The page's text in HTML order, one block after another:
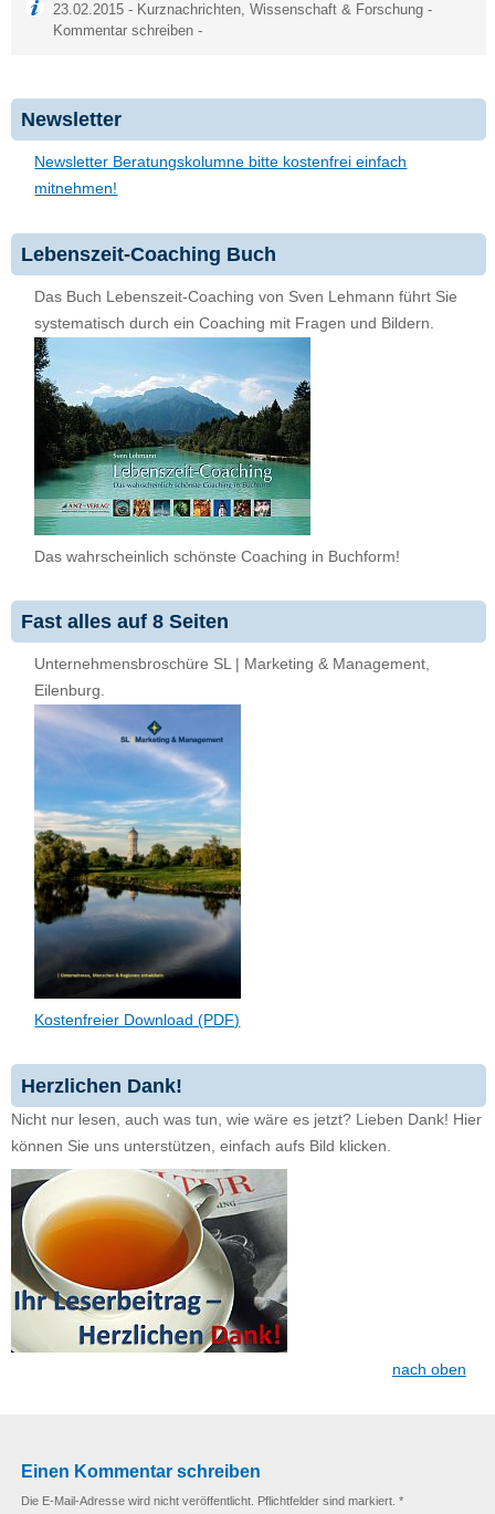
23.02.2015 - Kurznachrichten,Wissenschaft & Forschung -
Kommentar schreiben -
Newsletter
Newsletter Beratungskolumne bitte kostenfrei einfach
mitnehmen!
Lebenszeit-Coaching Buch
Das Buch Lebenszeit-Coaching von Sven Lehmann führt Sie
systematisch durch ein Coaching mit Fragen und Bildern.
Das wahrscheinlich schönste Coaching in Buchform!
Fast alles auf 8 Seiten
Unternehmensbroschüre SL | Marketing & Management,
Eilenburg.
Kostenfreier Download (PDF)
Herzlichen Dank!
Nicht nur lesen, auch was tun, wie wäre es jetzt? Lieben Dank! Hier
können Sie uns unterstützen, einfach aufs Bild klicken.
nach oben
Einen Kommentar schreiben
Die E-Mail-Adresse wird nicht veröffentlicht. Pflichtfelder sind markiert. *